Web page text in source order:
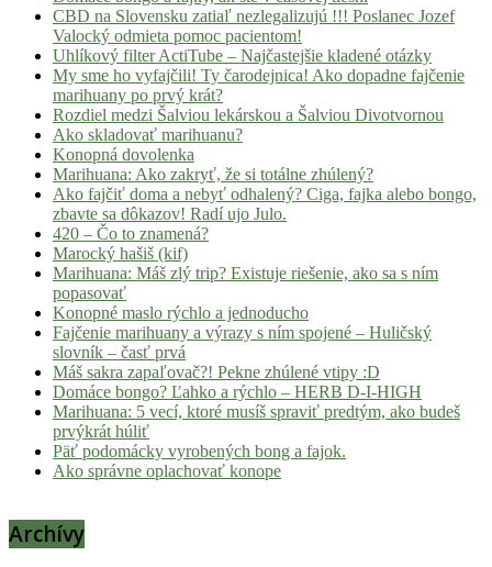
CBD na Slovensku zatiaľ nezlegalizujú !!! Poslanec Jozef
Valocký odmieta pomoc pacientom!
Uhlíkový filter ActiTube – Najčastejšie kladené otázky
My sme ho vyfajčili! Ty čarodejnica! Ako dopadne fajčenie
marihuany po prvý krát?
Rozdiel medzi Šalviou lekárskou a Šalviou Divotvornou
Ako skladovať marihuanu?
Konopná dovolenka
Marihuana: Ako zakryť, že si totálne zhúlený?
Ako fajčiť doma a nebyť odhalený? Ciga, fajka alebo bongo,
zbavte sa dôkazov! Radí ujo Julo.
420 – Čo to znamená?
Marocký hašiš (kif)
Marihuana: Máš zlý trip? Existuje riešenie, ako sa s ním
popasovať
Konopné maslo rýchlo a jednoducho
Fajčenie marihuany a výrazy s ním spojené – Huličský
slovník – časť prvá
Máš sakra zapaľovač?! Pekne zhúlené vtipy :D
Domáce bongo? Ľahko a rýchlo – HERB D-I-HIGH
Marihuana: 5 vecí, ktoré musíš spraviť predtým, ako budeš
prvýkrát húliť
Päť podomácky vyrobených bong a fajok.
Ako správne oplachovať konope
Archívy